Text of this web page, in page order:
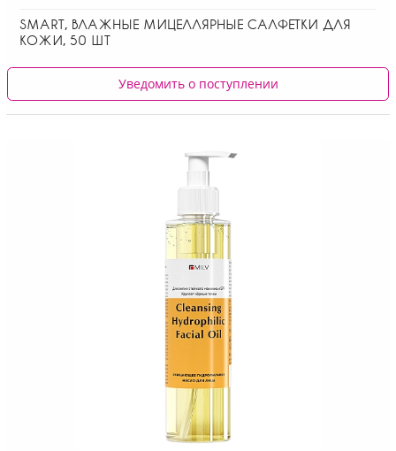
SMART, ВЛАЖНЫЕ МИЦЕЛЛЯРНЫЕ САЛФЕТКИ ДЛЯ
КОЖИ, 50 ШТ
Уведомить о поступлении